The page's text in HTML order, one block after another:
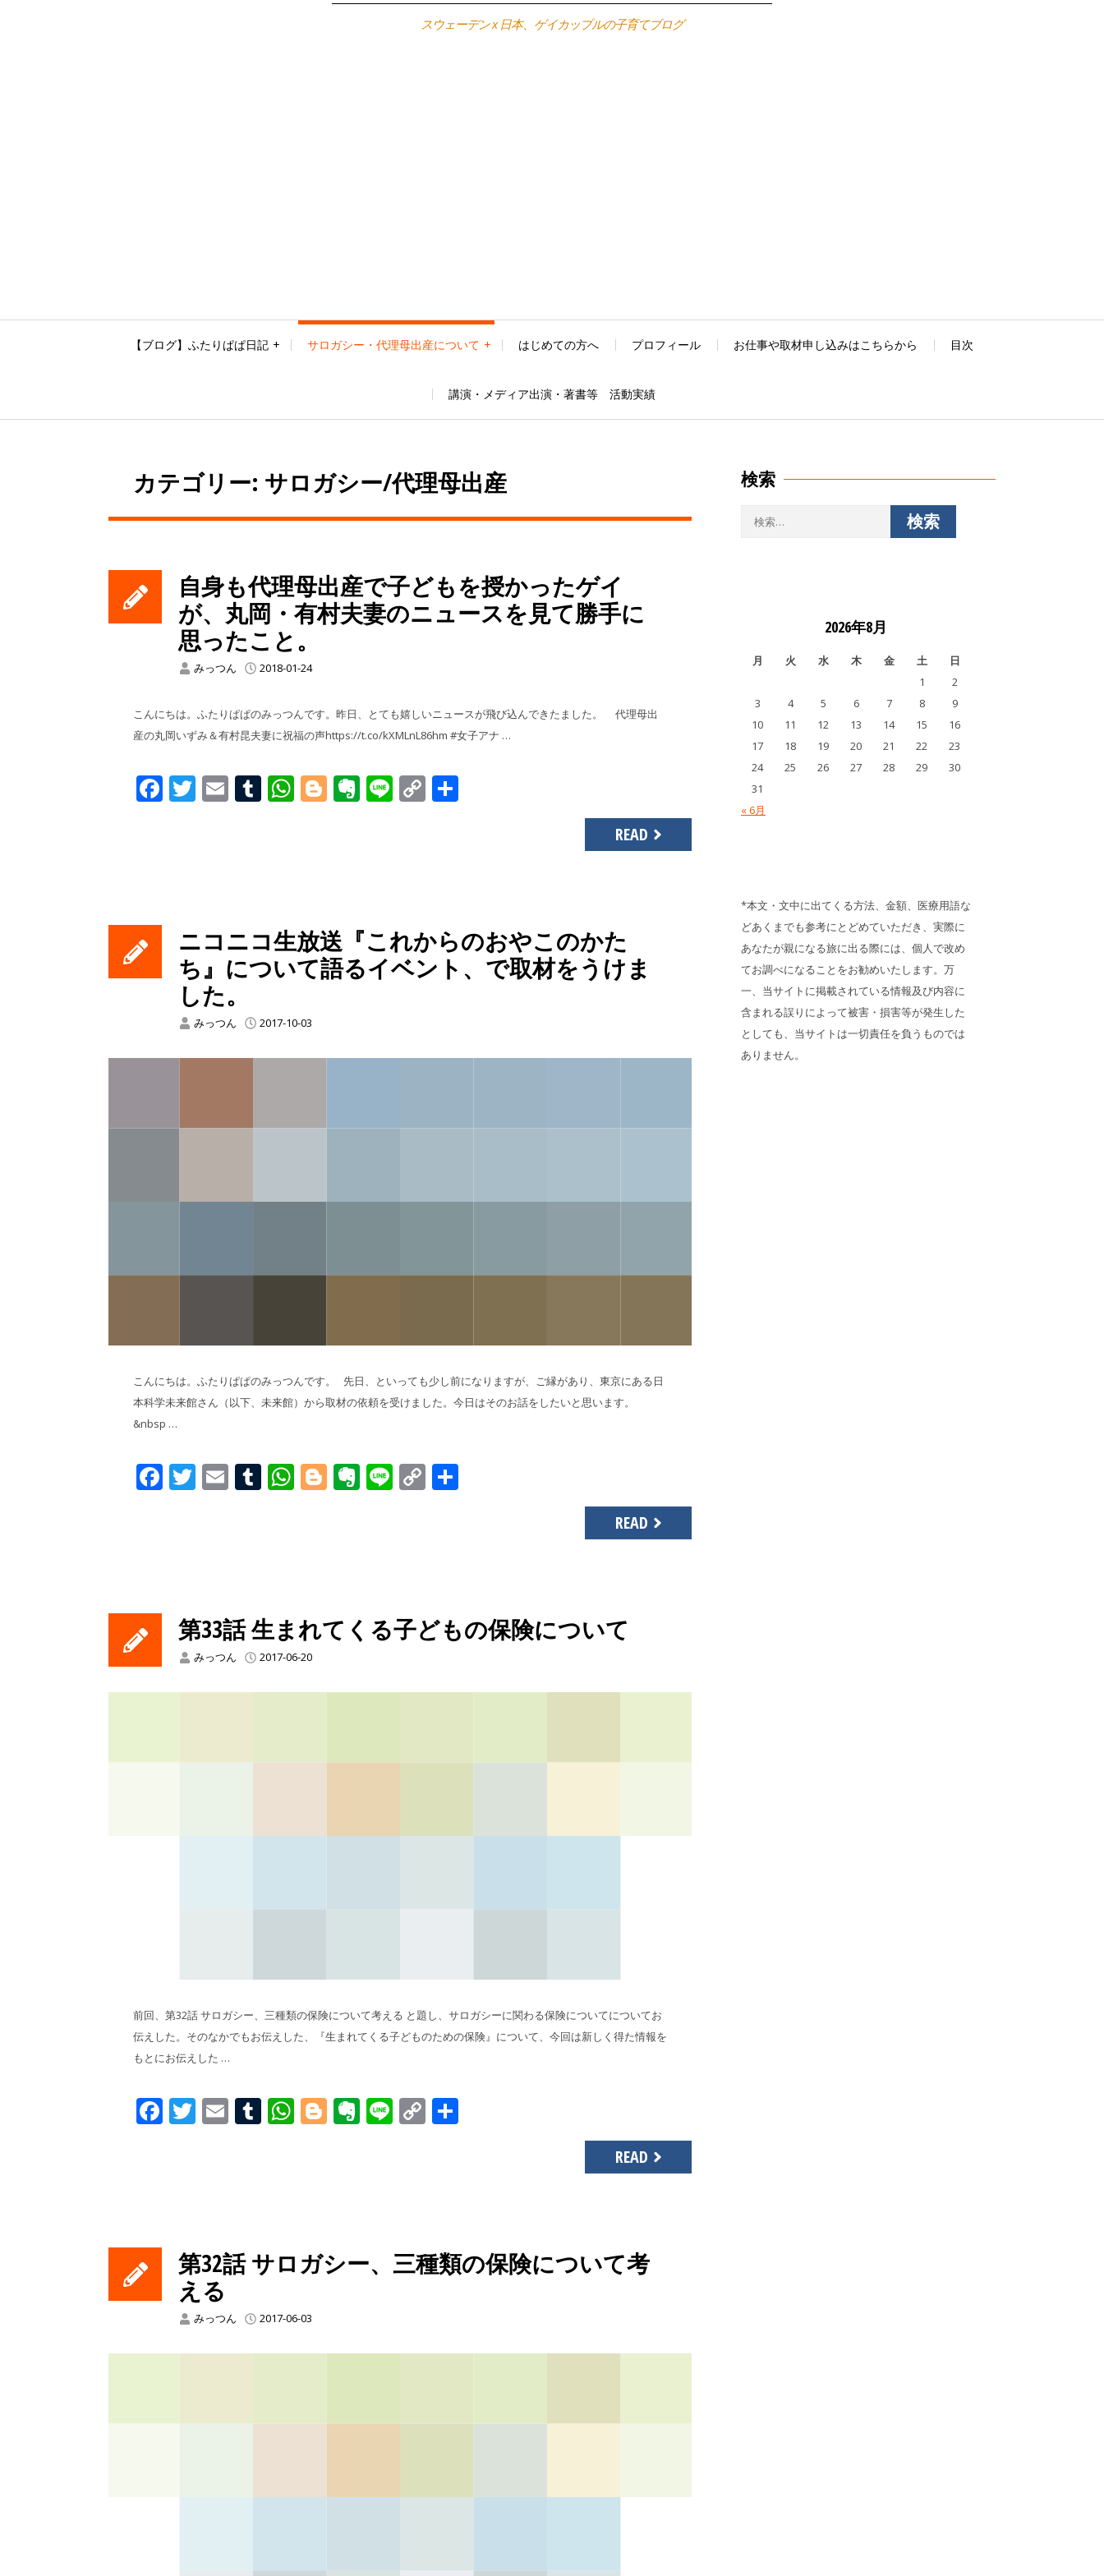
スウェーデン x 日本、ゲイカップルの子育てブログ
【ブログ】ふたりぱぱ日記 サロガシー・代理母出産について はじめての方へ プロフィール お仕事や取材申し込みはこちらから 目次
講演・メディア出演・著書等 活動実績
カテゴリー: サロガシー/代理母出産
自身も代理母出産で子どもを授かったゲイ
が、丸岡・有村夫妻のニュースを見て勝手に
思ったこと。
みっつん 2018-01-24
こんにちは。ふたりぱぱのみっつんです。昨日、とても嬉しいニュースが飛び込んできたました。 代理母出
産の丸岡いずみ＆有村昆夫妻に祝福の声https://t.co/kXMLnL86hm #女子アナ …
Facebook
Twitter
EmailTumblr
WhatsApp
Blogger
Evernote
LineCopy
READ
ニコニコ生放送『これからのおやこのかた
ち』について語るイベント、で取材をうけま
した。
みっつん 2017-10-03
こんにちは。ふたりぱぱのみっつんです。 先日、といっても少し前になりますが、ご縁があり、東京にある日
本科学未来館さん（以下、未来館）から取材の依頼を受けました。今日はそのお話をしたいと思います。
&nbsp …
Facebook
Twitter
EmailTumblr
WhatsApp
Blogger
Evernote
LineCopy
READ
第33話 生まれてくる子どもの保険について
みっつん 2017-06-20
前回、第32話 サロガシー、三種類の保険について考える と題し、サロガシーに関わる保険についてについてお
伝えした。そのなかでもお伝えした、『生まれてくる子どものための保険』について、今回は新しく得た情報を
もとにお伝えした …
Facebook
Twitter
EmailTumblr
WhatsApp
Blogger
Evernote
LineCopy
READ
第32話 サロガシー、三種類の保険について考
える
みっつん 2017-06-03
検索
2026年8月
月 火 水 木 金 土
日
1
2
3
4 5 6 7 8
9
10
11 12 13 14 15
16
17
18 19 20 21 22
23
24
25 26 27 28 29
30
31
« 6月
*本文・文中に出てくる方法、金額、医療用語な
どあくまでも参考にとどめていただき、実際に
あなたが親になる旅に出る際には、個人で改め
てお調べになることをお勧めいたします。万
一、当サイトに掲載されている情報及び内容に
含まれる誤りによって被害・損害等が発生した
としても、当サイトは一切責任を負うものでは
ありません。